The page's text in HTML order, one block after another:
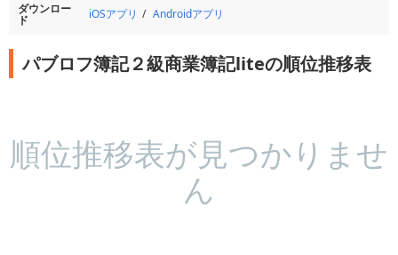
ダウンロー
ド iOSアプリ Androidアプリ
パブロフ簿記２級商業簿記liteの順位推移表
順位推移表が見つかりませ
ん